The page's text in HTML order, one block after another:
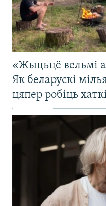
«Жыцьцё вельмі
Як беларускі
цяпер робіць